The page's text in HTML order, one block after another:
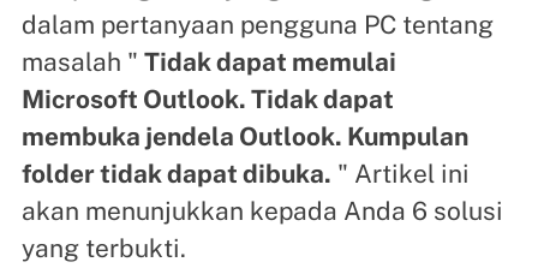
dalam pertanyaan pengguna PC tentang
masalah " Tidak dapat memulai
Microsoft Outlook. Tidak dapat
membuka jendela Outlook. Kumpulan
folder tidak dapat dibuka. " Artikel ini
akan menunjukkan kepada Anda 6 solusi
yang terbukti.